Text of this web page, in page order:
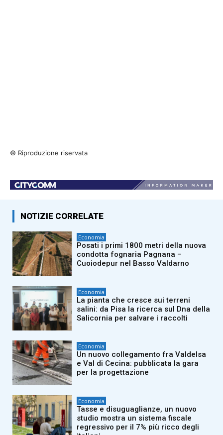
© Riproduzione riservata
NOTIZIE CORRELATE
Economia
Posati i primi 1800 metri della nuova
condotta fognaria Pagnana –
Cuoiodepur nel Basso Valdarno
Economia
La pianta che cresce sui terreni
salini: da Pisa la ricerca sul Dna della
Salicornia per salvare i raccolti
Economia
Un nuovo collegamento fra Valdelsa
e Val di Cecina: pubblicata la gara
per la progettazione
Economia
Tasse e disuguaglianze, un nuovo
studio mostra un sistema fiscale
regressivo per il 7% più ricco degli